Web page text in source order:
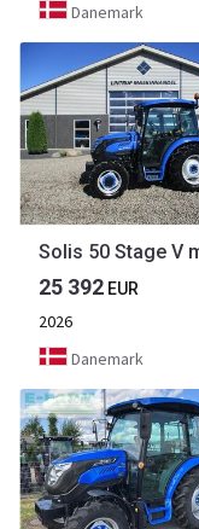
Danemark
25 392 EUR
2026
Danemark